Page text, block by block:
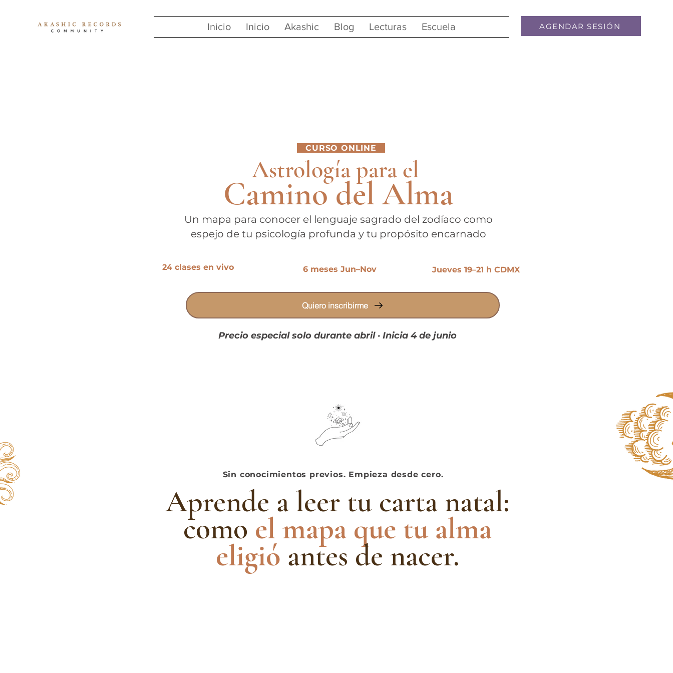
Inicio Inicio Akashic Blog Lecturas Escuela AGENDAR SESIÓN
CURSO ONLINE
Astrología para el
Camino del Alma
Un mapa para conocer el lenguaje sagrado del zodíaco como
espejo de tu psicología profunda y tu propósito encarnado
24 clases en vivo 6 meses Jun–Nov Jueves 19–21 h CDMX
Quiero inscribirme
Precio especial solo durante abril · Inicia 4 de junio
Sin conocimientos previos. Empieza desde cero.
Aprende a leer tu carta natal:
como el mapa que tu alma
eligió antes de nacer.